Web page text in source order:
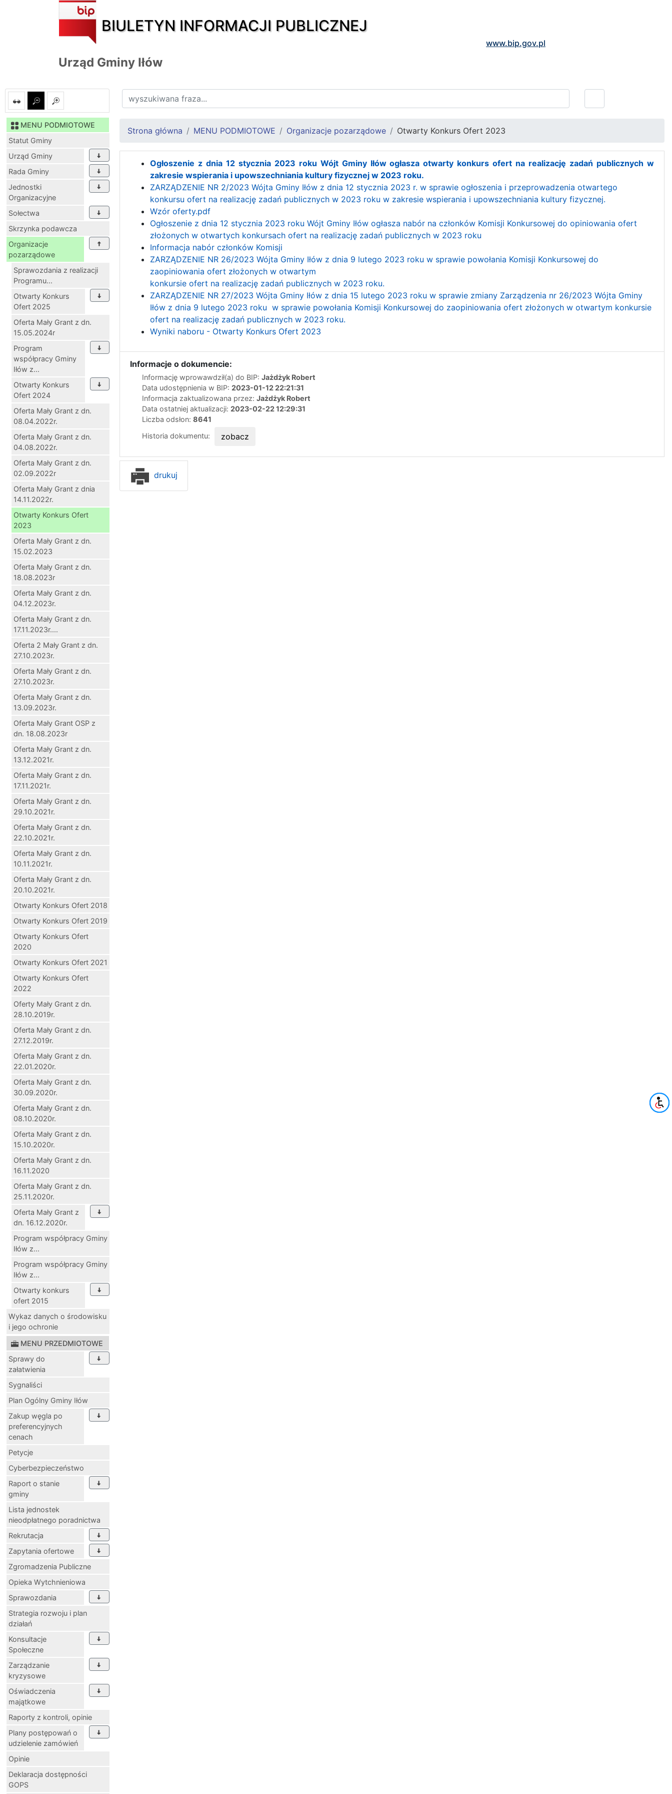
BIULETYN INFORMACJI PUBLICZNEJ
www.bip.gov.pl
Urząd Gminy Iłów
MENU PODMIOTOWE
Statut Gminy
Urząd Gminy
Rada Gminy
Jednostki
Organizacyjne
Sołectwa
Skrzynka podawcza
Organizacje
pozarządowe
Sprawozdania z realizacji
Programu...
Otwarty Konkurs
Ofert 2025
Oferta Mały Grant z dn.
15.05.2024r
Program
współpracy Gminy
Iłów z...
Otwarty Konkurs
Ofert 2024
Oferta Mały Grant z dn.
08.04.2022r.
Oferta Mały Grant z dn.
04.08.2022r.
Oferta Mały Grant z dn.
02.09.2022r
Oferta Mały Grant z dnia
14.11.2022r.
Otwarty Konkurs Ofert
2023
Oferta Mały Grant z dn.
15.02.2023
Oferta Mały Grant z dn.
18.08.2023r
Oferta Mały Grant z dn.
04.12.2023r.
Oferta Mały Grant z dn.
17.11.2023r....
Oferta 2 Mały Grant z dn.
27.10.2023r.
Oferta Mały Grant z dn.
27.10.2023r.
Oferta Mały Grant z dn.
13.09.2023r.
Oferta Mały Grant OSP z
dn. 18.08.2023r
Oferta Mały Grant z dn.
13.12.2021r.
Oferta Mały Grant z dn.
17.11.2021r.
Oferta Mały Grant z dn.
29.10.2021r.
Oferta Mały Grant z dn.
22.10.2021r.
Oferta Mały Grant z dn.
10.11.2021r.
Oferta Mały Grant z dn.
20.10.2021r.
Otwarty Konkurs Ofert 2018
Otwarty Konkurs Ofert 2019
Otwarty Konkurs Ofert
2020
Otwarty Konkurs Ofert 2021
Otwarty Konkurs Ofert
2022
Oferty Mały Grant z dn.
28.10.2019r.
Oferta Mały Grant z dn.
27.12.2019r.
Oferta Mały Grant z dn.
22.01.2020r.
Oferta Mały Grant z dn.
30.09.2020r.
Oferta Mały Grant z dn.
08.10.2020r.
Oferta Mały Grant z dn.
15.10.2020r.
Oferta Mały Grant z dn.
16.11.2020
Oferta Mały Grant z dn.
25.11.2020r.
Oferta Mały Grant z
dn. 16.12.2020r.
Program współpracy Gminy
Iłów z...
Program współpracy Gminy
Iłów z...
Otwarty konkurs
ofert 2015
Wykaz danych o środowisku
i jego ochronie
MENU PRZEDMIOTOWE
Sprawy do
załatwienia
Sygnaliści
Plan Ogólny Gminy Iłów
Zakup węgla po
preferencyjnych
cenach
Petycje
Cyberbezpieczeństwo
Raport o stanie
gminy
Lista jednostek
nieodpłatnego poradnictwa
Rekrutacja
Zapytania ofertowe
Zgromadzenia Publiczne
Opieka Wytchnieniowa
Sprawozdania
Strategia rozwoju i plan
działań
Konsultacje
Społeczne
Zarządzanie
kryzysowe
Oświadczenia
majątkowe
Raporty z kontroli, opinie
Plany postępowań o
udzielenie zamówień
Opinie
Deklaracja dostępności
GOPS
Strona główna MENU PODMIOTOWE Organizacje pozarządowe Otwarty Konkurs Ofert 2023
Ogłoszenie z dnia 12 stycznia 2023 roku Wójt Gminy Iłów ogłasza otwarty konkurs ofert na realizację zadań publicznych w
zakresie wspierania i upowszechniania kultury fizycznej w 2023 roku.
ZARZĄDZENIE NR 2/2023 Wójta Gminy Iłów z dnia 12 stycznia 2023 r. w sprawie ogłoszenia i przeprowadzenia otwartego
konkursu ofert na realizację zadań publicznych w 2023 roku w zakresie wspierania i upowszechniania kultury fizycznej.
Wzór oferty.pdf
Ogłoszenie z dnia 12 stycznia 2023 roku Wójt Gminy Iłów ogłasza nabór na członków Komisji Konkursowej do opiniowania ofert
złożonych w otwartych konkursach ofert na realizację zadań publicznych w 2023 roku
Informacja nabór członków Komisji
ZARZĄDZENIE NR 26/2023 Wójta Gminy Iłów z dnia 9 lutego 2023 roku w sprawie powołania Komisji Konkursowej do
zaopiniowania ofert złożonych w otwartym
konkursie ofert na realizację zadań publicznych w 2023 roku.
ZARZĄDZENIE NR 27/2023 Wójta Gminy Iłów z dnia 15 lutego 2023 roku w sprawie zmiany Zarządzenia nr 26/2023 Wójta Gminy
Iłów z dnia 9 lutego 2023 roku w sprawie powołania Komisji Konkursowej do zaopiniowania ofert złożonych w otwartym konkursie
ofert na realizację zadań publicznych w 2023 roku.
Wyniki naboru - Otwarty Konkurs Ofert 2023
Informacje o dokumencie:
Informację wprowawdził(a) do BIP: Jażdżyk Robert
Data udostępnienia w BIP: 2023-01-12 22:21:31
Informacja zaktualizowana przez: Jażdżyk Robert
Data ostatniej aktualizacji: 2023-02-22 12:29:31
Liczba odsłon: 8641
Historia dokumentu:
zobacz
drukuj